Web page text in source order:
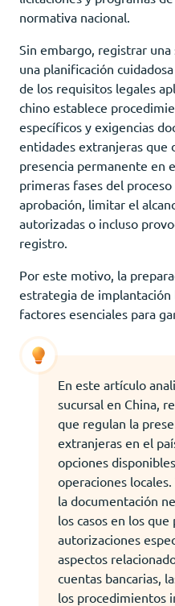
normativa nacional.
Sin embargo, registrar
una planificación
de los requisitos legales
chino establece
específicos y exigencias
entidades extranjeras que
presencia permanente en
primeras fases del
aprobación, limitar el
autorizadas o incluso
registro.
Por este motivo, la
estrategia de
factores esenciales para
En este artículo
sucursal en China,
que regulan la
extranjeras en el
opciones
operaciones
la documentación
los casos en los
autorizaciones
aspectos
cuentas bancarias,
los procedimientos